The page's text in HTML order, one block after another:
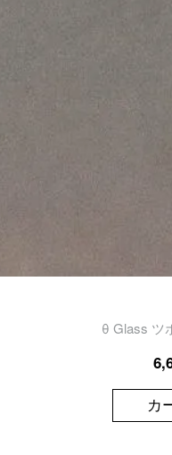
θ Glass ツ
カ